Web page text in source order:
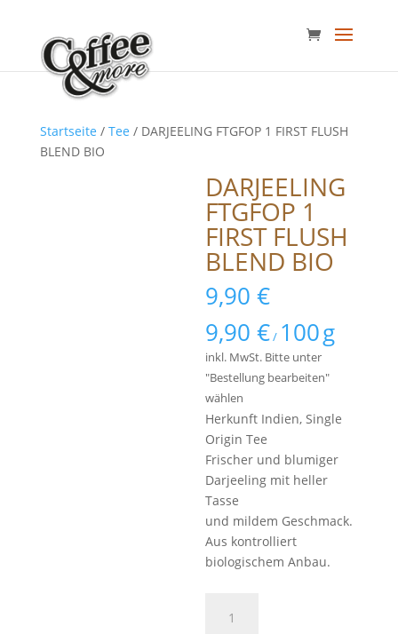
Startseite / Tee / DARJEELING FTGFOP 1 FIRST FLUSH
BLEND BIO
DARJEELING
FTGFOP 1
FIRST FLUSH
BLEND BIO
9,90€
9,90€/ 100g
inkl. MwSt. Bitte unter
"Bestellung bearbeiten"
wählen
Herkunft Indien, Single
Origin Tee
Frischer und blumiger
Darjeeling mit heller
Tasse
und mildem Geschmack.
Aus kontrolliert
biologischem Anbau.
FTGFOP